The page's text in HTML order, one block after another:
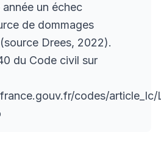
un échec
de dommages
Drees, 2022).
du Code civil sur
codes/